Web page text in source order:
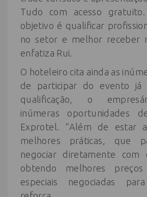
Tudo com acesso
objetivo é qualificar
no setor e melhor receber
enfatiza Rui.
O hoteleiro cita ainda as
de participar do evento já
qualificação, o
inúmeras oportunidades
Exprotel. “Além de estar
melhores práticas, que
negociar diretamente com
obtendo melhores
especiais negociadas